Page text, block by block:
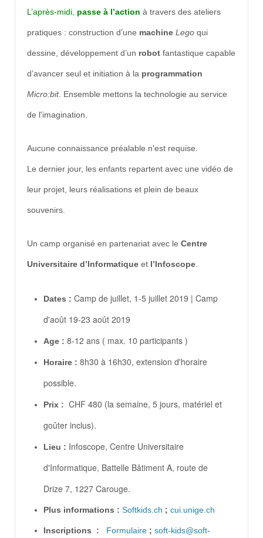
L’après-midi, passe à l’action à travers des ateliers
pratiques : construction d’une machine Lego qui
dessine, développement d’un robot fantastique capable
d’avancer seul et initiation à la programmation
Micro:bit. Ensemble mettons la technologie au service
de l'imagination.
Aucune connaissance préalable n'est requise.
Le dernier jour, les enfants repartent avec une vidéo de
leur projet, leurs réalisations et plein de beaux
souvenirs.
Un camp organisé en partenariat avec le Centre
Universitaire d’Informatique et l’Infoscope.
Dates : Camp de juillet, 1-5 juillet 2019 | Camp
d'août 19-23 août 2019
Age : 8-12 ans ( max. 10 participants )
Horaire : 8h30 à 16h30, extension d'horaire
possible.
Prix : CHF 480 (la semaine, 5 jours, matériel et
goûter inclus).
Lieu : Infoscope, Centre Universitaire
d'Informatique, Battelle Bâtiment A, route de
Drize 7, 1227 Carouge.
Plus informations : Softkids.ch ; cui.unige.ch
Inscriptions : Formulaire ; soft-kids@soft-